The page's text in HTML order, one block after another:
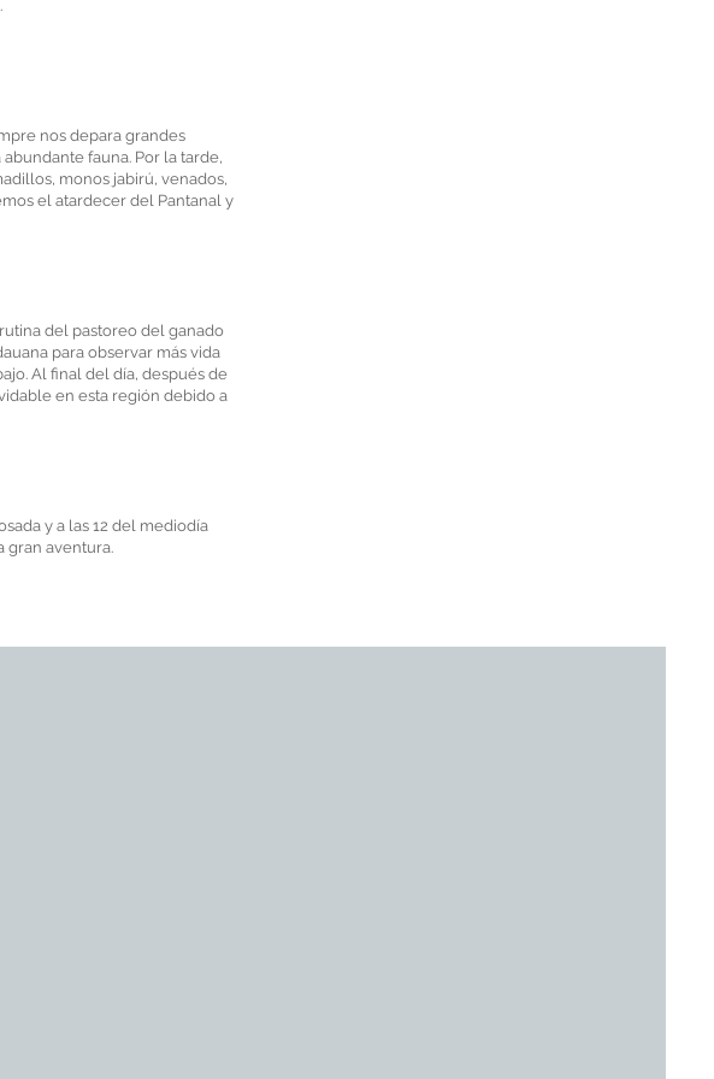
nos depara grandes
fauna. Por la tarde,
monos jabirú, venados,
el atardecer del Pantanal y
del pastoreo del ganado
para observar más vida
Al final del día, después de
en esta región debido a
y a las 12 del mediodía
gran aventura.